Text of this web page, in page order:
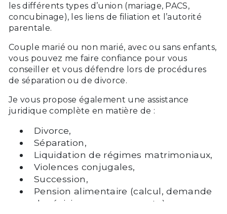
les différents types d’union (mariage, PACS,
concubinage), les liens de filiation et l’autorité
parentale.
Couple marié ou non marié, avec ou sans enfants,
vous pouvez me faire confiance pour vous
conseiller et vous défendre lors de procédures
de séparation ou de divorce.
Je vous propose également une assistance
juridique complète en matière de :
Divorce,
Séparation,
Liquidation de régimes matrimoniaux,
Violences conjugales,
Succession,
Pension alimentaire (calcul, demande
de révision, recouvrement…).